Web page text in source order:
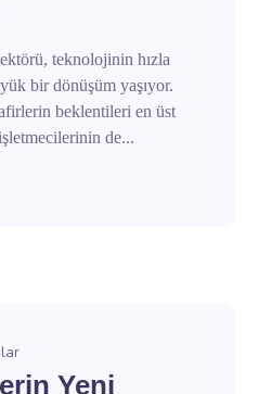
teknolojinin hızla
bir dönüşüm yaşıyor.
beklentileri en üst
de...
Yeni